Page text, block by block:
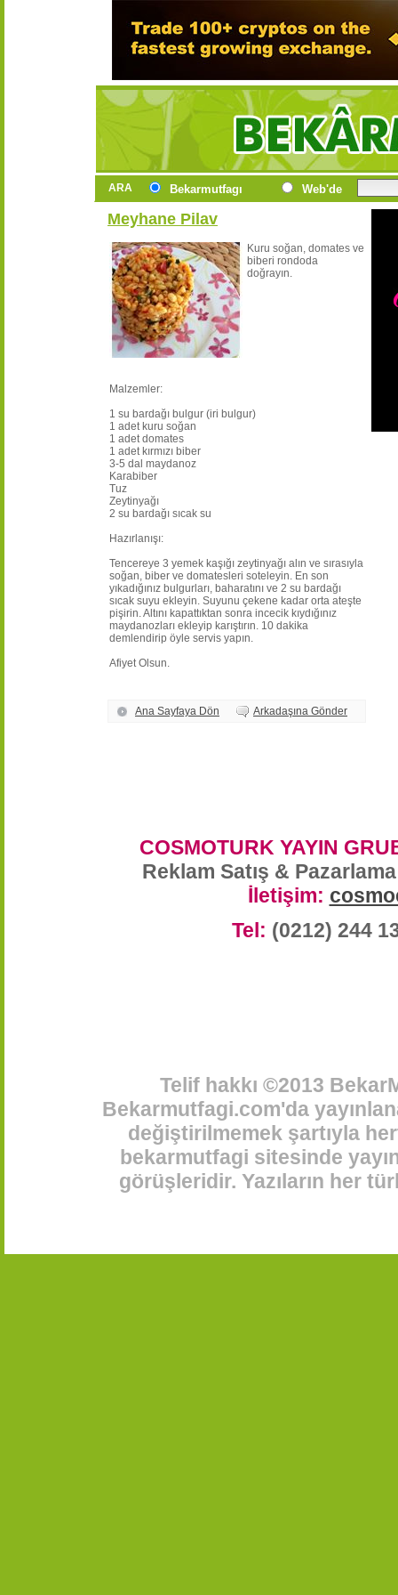
ARA Bekarmutfagı Web'de
Meyhane Pilav
Kuru soğan, domates ve
biberi rondoda
doğrayın.
Malzemler:
1 su bardağı bulgur (iri bulgur)
1 adet kuru soğan
1 adet domates
1 adet kırmızı biber
3-5 dal maydanoz
Karabiber
Tuz
Zeytinyağı
2 su bardağı sıcak su
Hazırlanışı:
Tencereye 3 yemek kaşığı zeytinyağı alın ve sırasıyla
soğan, biber ve domatesleri soteleyin. En son
yıkadığınız bulgurları, baharatını ve 2 su bardağı
sıcak suyu ekleyin. Suyunu çekene kadar orta ateşte
pişirin. Altını kapattıktan sonra incecik kıydığınız
maydanozları ekleyip karıştırın. 10 dakika
demlendirip öyle servis yapın.
Afiyet Olsun.
Ana Sayfaya Dön Arkadaşına Gönder
COSMOTURK YAYIN
Reklam Satış &
İletişim:
Tel: (0212) 244
Telif hakkı ©2013
Bekarmutfagi.com'da
değiştirilmemek şartıyla
bekarmutfagi sitesinde
görüşleridir. Yazıların her